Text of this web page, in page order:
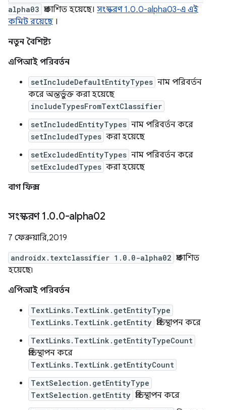
alpha03 প্রকাশিত হয়েছে। সংস্করণ 1.0.0-alpha03-এ এই
কমিট রয়েছে ।
নতুন বৈশিষ্ট্য
এপিআই পরিবর্তন
setIncludeDefaultEntityTypes নাম পরিবর্তন
করে অন্তর্ভুক্ত করা হয়েছে
includeTypesFromTextClassifier
setIncludedEntityTypes নাম পরিবর্তন করে
setIncludedTypes করা হয়েছে
setExcludedEntityTypes নাম পরিবর্তন করে
setExcludedTypes করা হয়েছে
বাগ ফিক্স
সংস্করণ 1.0.0-alpha02
7 ফেব্রুয়ারি, 2019
androidx.textclassifier 1.0.0-alpha02 প্রকাশিত
হয়েছে৷
এপিআই পরিবর্তন
TextLinks.TextLink.getEntityType
TextLinks.TextLink.getEntity প্রতিস্থাপন করে
TextLinks.TextLink.getEntityTypeCount
প্রতিস্থাপন করে
TextLinks.TextLink.getEntityCount
TextSelection.getEntityType
TextSelection.getEntity প্রতিস্থাপন করে